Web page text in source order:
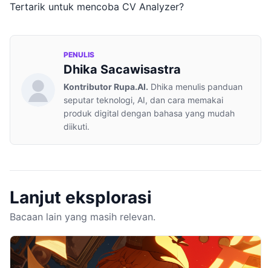
Tertarik untuk mencoba CV Analyzer?
PENULIS
Dhika Sacawisastra
Kontributor Rupa.AI. Dhika menulis panduan
seputar teknologi, AI, dan cara memakai
produk digital dengan bahasa yang mudah
diikuti.
Lanjut eksplorasi
Bacaan lain yang masih relevan.